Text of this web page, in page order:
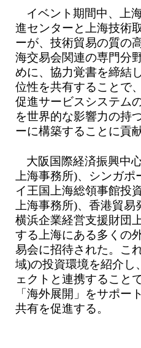
イベント期間中、上
進センターと上海技術
ーが、技術貿易の質の
海交易会関連の専門分
めに、協力覚書を締結
位性を共有することで
促進サービスシステム
を世界的な影響力の持
ーに構築することに貢
大阪国際経済振興中
上海事務所)、シンガ
イ王国上海総領事館投
上海事務所)、香港貿
横浜企業経営支援財団
する上海にある多くの
易会に招待された。こ
域)の投資環境を紹介し
ェクトと連携すること
「海外展開」をサポー
共有を促進する。